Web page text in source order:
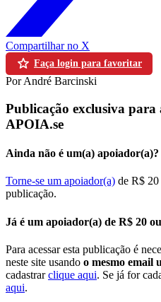
Compartilhar no X
Faça login para favoritar
Por André Barcinski
Publicação exclusiva para
APOIA.se
Ainda não é um(a) apoiador(a)?
Torne-se um apoiador(a) de R$ 20
publicação.
Já é um apoiador(a) de R$ 20
Para acessar esta publicação é
neste site usando o mesmo email
cadastrarclique aqui. Se já for
aqui.